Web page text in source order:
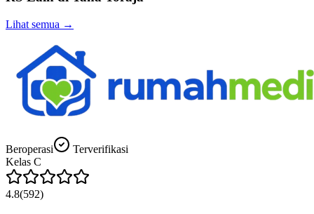
Lihat semua →
Beroperasi
Terverifikasi
Kelas C
4.8(592)